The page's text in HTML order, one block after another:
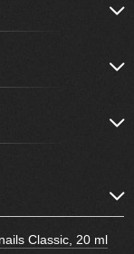
Classic, 20 ml